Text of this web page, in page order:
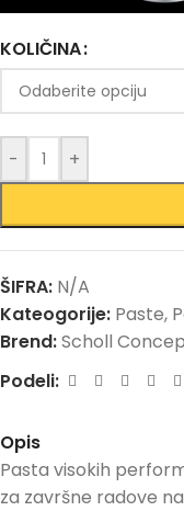
KOLIČINA
- +
ŠIFRA: N/A
Kateogorije: Paste,
Brend:Scholl
Podeli:
Opis
Pasta visokih
za završne radove